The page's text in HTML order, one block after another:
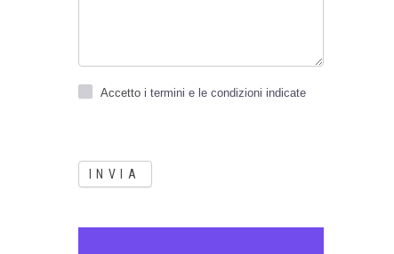
Accettoi termini e le condizioni indicate
INVIA